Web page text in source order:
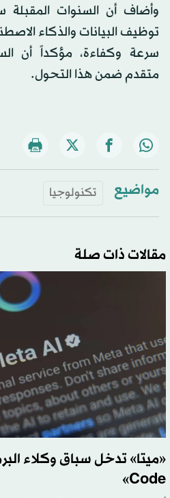
وأضاف أن السنوات
توظيف البيانات والذكاء
سرعة وكفاءة، مؤكداً أن
متقدم ضمن هذا التحول.
مواضيع تكنولوجيا
مقالات ذات صلة
Code»